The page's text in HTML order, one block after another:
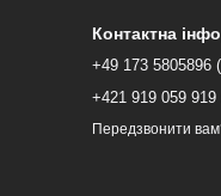
Контактна
+49 173 5805896
+421 919 059 919
Передзвонити